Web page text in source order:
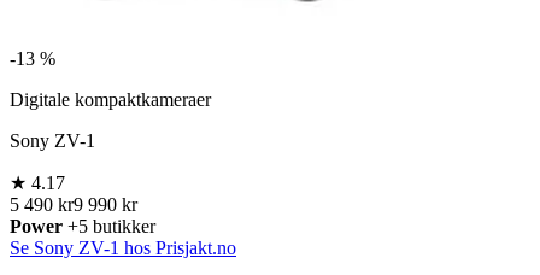
-13 %
Digitale kompaktkameraer
Sony ZV-1
★ 4.17
5 490 kr9 990 kr
Power +5 butikker
Se Sony ZV-1 hos Prisjakt.no